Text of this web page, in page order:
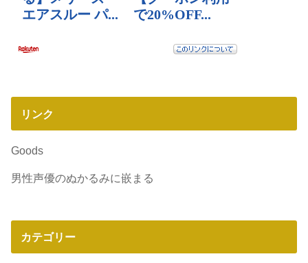
リンク
Goods
男性声優のぬかるみに嵌まる
カテゴリー